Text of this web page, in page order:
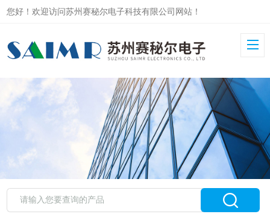
您好！欢迎访问苏州赛秘尔电子科技有限公司网站！